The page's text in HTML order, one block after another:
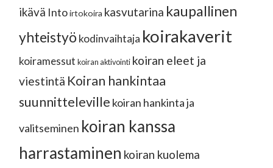
ikävä Intoirtokoira kasvutarina kaupallinen
yhteistyö kodinvaihtaja koirakaverit
koiramessut koiran aktivointi koiran eleet ja
viestintä Koiran hankintaa
suunnitteleville koiran hankinta ja
valitseminen koiran kanssa
harrastaminen koiran kuolema